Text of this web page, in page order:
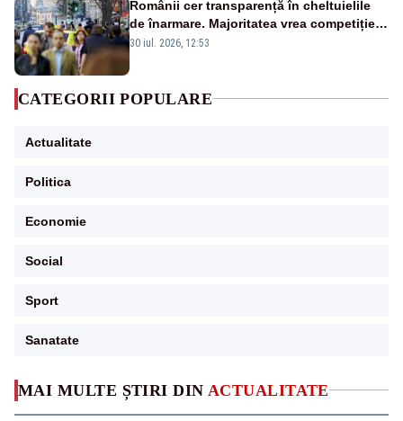
MAI MULTE ȘTIRI DIN ACTUALITATE
Românii cer transparență în cheltuielile
de înarmare. Majoritatea vrea competiție
reală și industrie locală – SONDAJ
30 iul. 2026, 12:53
CATEGORII POPULARE
Actualitate
Politica
Economie
Social
Sport
Sanatate